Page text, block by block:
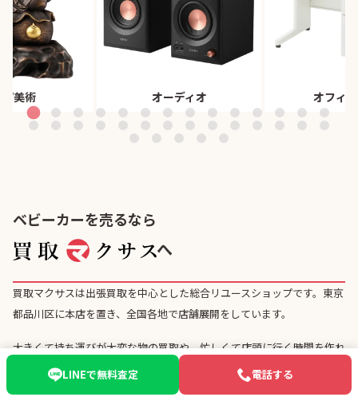
/美術 オーディオ オフィ
ベビーカーを売るなら
へ
買取マクサスは出張買取を中心とした総合リユースショップです。東京
都品川区に本店を置き、全国各地で店舗展開をしています。
大きくて持ち運びが大変な物の買取や、忙しくて店頭に行く時間を作れ
ないという方は、ぜひ買取マクサスの出張買取サービスをご利用くださ
電話する
LINEで無料査定